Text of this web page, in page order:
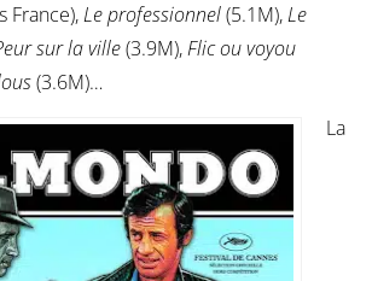
France),Le professionnel(5.1M),Le
sur la ville(3.9M),Flic ou voyou
(3.6M)…
La